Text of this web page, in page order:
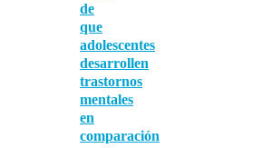
de
que
adolescentes
desarrollen
trastornos
mentales
en
comparación